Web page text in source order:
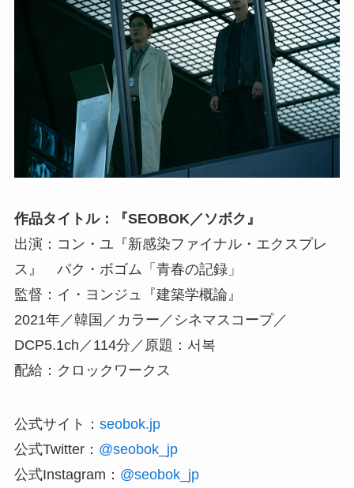
作品タイトル：『SEOBOK／ソボク』
出演：コン・ユ『新感染ファイナル・エクスプレ
ス』 パク・ボゴム「青春の記録」
監督：イ・ヨンジュ『建築学概論』
2021年／韓国／カラー／シネマスコープ／
DCP5.1ch／114分／原題：서복
配給：クロックワークス
公式サイト： seobok.jp
公式Twitter： @seobok_jp
公式Instagram： @seobok_jp